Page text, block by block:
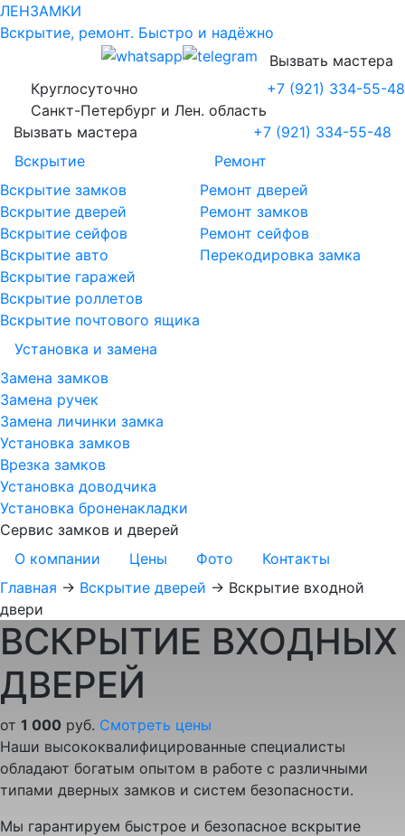
ЛЕНЗАМКИ
Вскрытие, ремонт. Быстро и надёжно
Вызвать мастера
+7 (921) 334-55-48
Круглосуточно
Санкт-Петербург и Лен. область
Вызвать мастера
+7 (921) 334-55-48
Вскрытие
Вскрытие замков
Вскрытие дверей
Вскрытие сейфов
Вскрытие авто
Вскрытие гаражей
Вскрытие роллетов
Вскрытие почтового ящика
Ремонт
Ремонт дверей
Ремонт замков
Ремонт сейфов
Перекодировка замка
Установка и замена
Замена замков
Замена ручек
Замена личинки замка
Установка замков
Врезка замков
Установка доводчика
Установка броненакладки
Сервис замков и дверей
О компании
Цены Фото
Контакты
Главная → Вскрытие дверей → Вскрытие входной
двери
ВСКРЫТИЕ ВХОДНЫХ
ДВЕРЕЙ
от 1 000 руб. Смотреть цены
Наши высококвалифицированные специалисты
обладают богатым опытом в работе с различными
типами дверных замков и систем безопасности.
Мы гарантируем быстрое и безопасное вскрытие